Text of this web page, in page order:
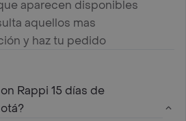
aparecen disponibles
aquellos mas
y haz tu pedido
Rappi 15 días de